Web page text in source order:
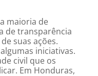
maioria de
de transparência
suas ações.
iniciativas.
civil que os
Em Honduras,